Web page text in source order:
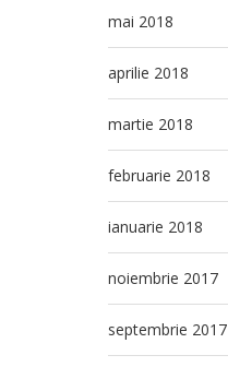
mai 2018
aprilie 2018
martie 2018
februarie 2018
ianuarie 2018
noiembrie 2017
septembrie 2017